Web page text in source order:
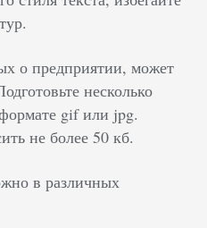
о предприятии, может
несколько
gif или jpg.
не более 50 кб.
в различных